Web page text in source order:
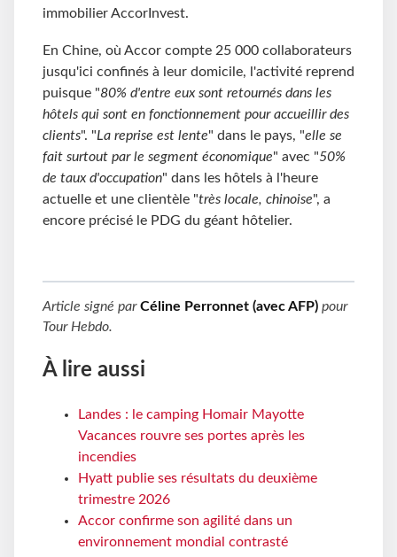
immobilier AccorInvest.
En Chine, où Accor compte 25 000 collaborateurs
jusqu'ici confinés à leur domicile, l'activité reprend
puisque "80% d'entre eux sont retournés dans les
hôtels qui sont en fonctionnement pour accueillir des
clients". "La reprise est lente" dans le pays, "elle se
fait surtout par le segment économique" avec "50%
de taux d'occupation" dans les hôtels à l'heure
actuelle et une clientèle "très locale, chinoise", a
encore précisé le PDG du géant hôtelier.
Article signé parCéline Perronnet (avec AFP) pour
Tour Hebdo.
À lire aussi
Landes : le camping Homair Mayotte
Vacances rouvre ses portes après les
incendies
Hyatt publie ses résultats du deuxième
trimestre 2026
Accor confirme son agilité dans un
environnement mondial contrasté